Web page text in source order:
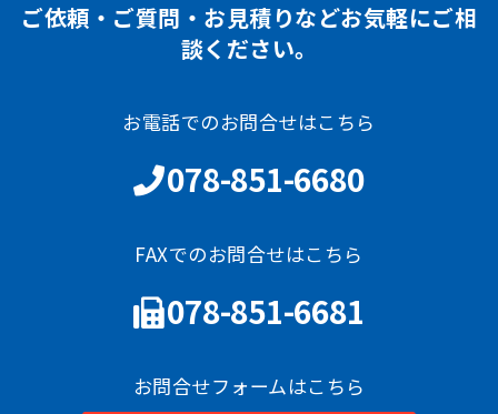
ご依頼・ご質問・お見積りなどお気軽にご相
談ください。
お電話でのお問合せはこちら
078-851-6680
FAXでのお問合せはこちら
078-851-6681
お問合せフォームはこちら